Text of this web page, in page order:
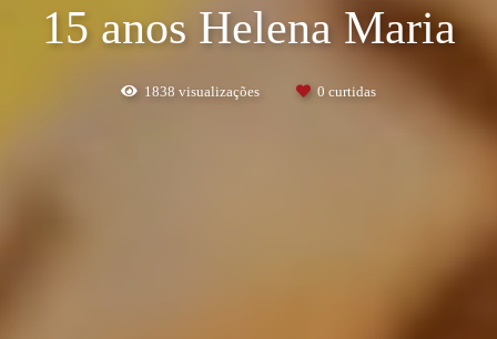
15 anos Helena Maria
1838 visualizações 0 curtidas